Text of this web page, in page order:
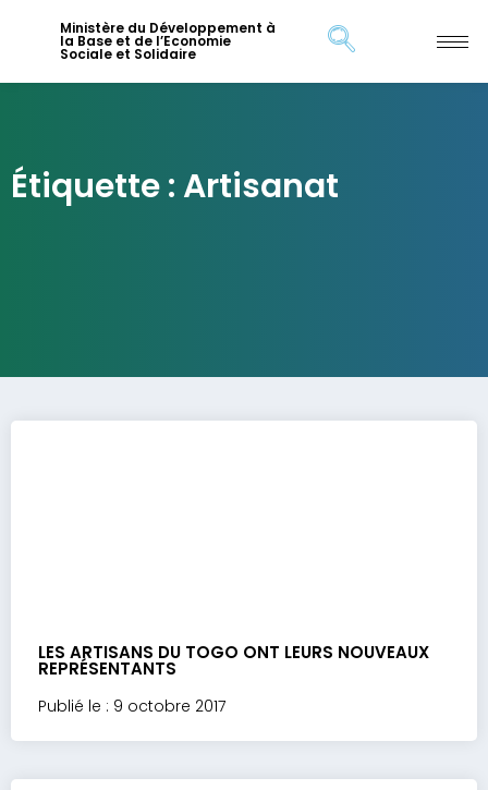
Ministère du Développement à
la Base et de l’Economie
Sociale et Solidaire
Étiquette : Artisanat
LES ARTISANS DU TOGO ONT LEURS NOUVEAUX
REPRÉSENTANTS
Publié le : 9 octobre 2017